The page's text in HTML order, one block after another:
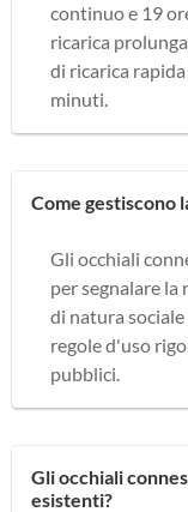
continuo e 19
ricarica
di ricarica
minuti.
Come gestiscono
Gli occhiali
per segnalare la
di natura
regole d'uso
pubblici.
Gli occhiali
esistenti?